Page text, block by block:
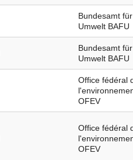
Bundesamt für
Umwelt BAFU
Bundesamt für
Umwelt BAFU
Office fédéral
OFEV
Office fédéral
OFEV